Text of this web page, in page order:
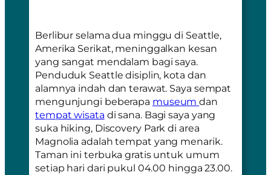
Berlibur selama dua minggu di Seattle,
Amerika Serikat, meninggalkan kesan
yang sangat mendalam bagi saya.
Penduduk Seattle disiplin, kota dan
alamnya indah dan terawat. Saya sempat
mengunjungi beberapa museumdan
tempat wisata di sana. Bagi saya yang
suka hiking, Discovery Park di area
Magnolia adalah tempat yang menarik.
Taman ini terbuka gratis untuk umum
setiap hari dari pukul 04.00 hingga 23.00.